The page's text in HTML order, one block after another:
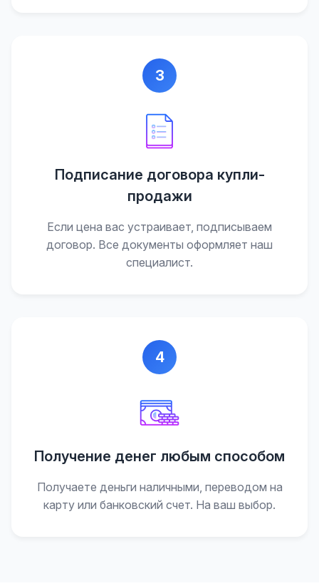
3
Подписание договора купли-
продажи
Если цена вас устраивает, подписываем
договор. Все документы оформляет наш
специалист.
4
Получение денег любым способом
Получаете деньги наличными, переводом на
карту или банковский счет. На ваш выбор.